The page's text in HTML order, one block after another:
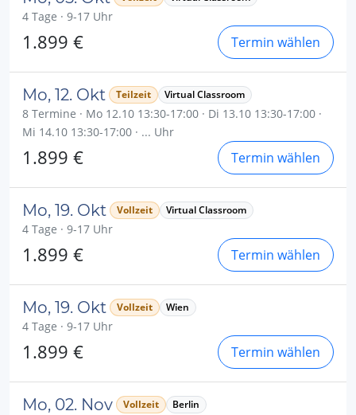
4 Tage · 9-17 Uhr
1.899 € Termin wählen
Mo, 12. Okt Teilzeit Virtual Classroom
8 Termine · Mo 12.10 13:30-17:00 · Di 13.10 13:30-17:00 ·
Mi 14.10 13:30-17:00 · ... Uhr
1.899 € Termin wählen
Mo, 19. Okt Vollzeit Virtual Classroom
4 Tage · 9-17 Uhr
1.899 € Termin wählen
Mo, 19. Okt Vollzeit Wien
4 Tage · 9-17 Uhr
1.899 € Termin wählen
Mo, 02. Nov Vollzeit Berlin